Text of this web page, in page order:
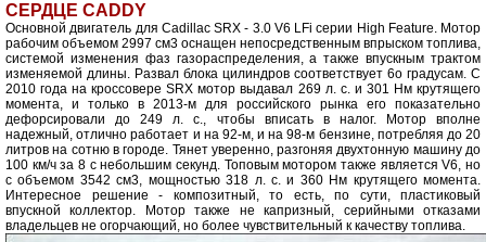
СЕРДЦЕ CADDY
Основной двигатель для Cadillac SRX - 3.0 V6 LFi серии High Feature. Мотор
рабочим объемом 2997 см3 оснащен непосредственным впрыском топлива,
системой изменения фаз газораспределения, а также впускным трактом
изменяемой длины. Развал блока цилиндров соответствует 6о градусам. С
2010 года на кроссовере SRX мотор выдавал 269 л. с. и 301 Нм крутящего
момента, и только в 2013-м для российского рынка его показательно
дефорсировали до 249 л. с., чтобы вписать в налог. Мотор вполне
надежный, отлично работает и на 92-м, и на 98-м бензине, потребляя до 20
литров на сотню в городе. Тянет уверенно, разгоняя двухтонную машину до
100 км/ч за 8 с небольшим секунд. Топовым мотором также является V6, но
с объемом 3542 см3, мощностью 318 л. с. и 360 Нм крутящего момента.
Интересное решение - композитный, то есть, по сути, пластиковый
впускной коллектор. Мотор также не капризный, серийными отказами
владельцев не огорчающий, но более чувствительный к качеству топлива.